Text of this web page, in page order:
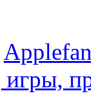
игры,